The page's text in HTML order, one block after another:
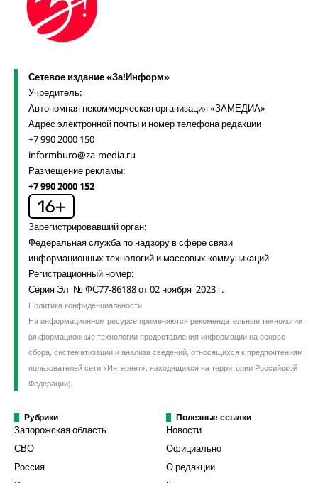
Сетевое издание «За!Информ»
Учредитель:
Автономная некоммерческая организация «ЗАМЕДИА»
Адрес электронной почты и номер телефона редакции
+7 990 2000 150
informburo@za-media.ru
Размещение рекламы:
+7 990 2000 152
Зарегистрировавший орган:
Федеральная служба по надзору в сфере связи
информационных технологий и массовых коммуникаций
Регистрационный номер:
Серия Эл № ФС77-86188 от 02 ноября 2023 г.
Политика конфиденциальности
На информационном ресурсе применяются рекомендательные технологии
(информационные технологии предоставления информации на основе
сбора, систематизации и анализа сведений, относящихся к предпочтениям
пользователей сети «Интернет», находящихся на территории Российской
Федерации).
Рубрики
Запорожская область
СВО
Россия
Полезные ссылки
Новости
Официально
О редакции